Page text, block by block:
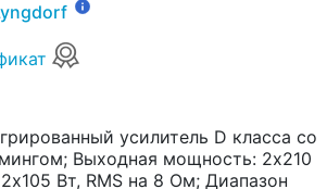
усилитель D класса со
Выходная мощность: 2x210
Вт, RMS на 8 Ом; Диапазон